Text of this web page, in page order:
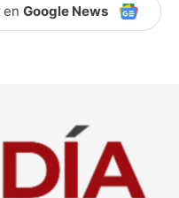
en Google News